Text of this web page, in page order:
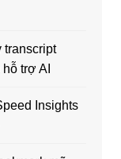
transcript
trợ AI
Insights